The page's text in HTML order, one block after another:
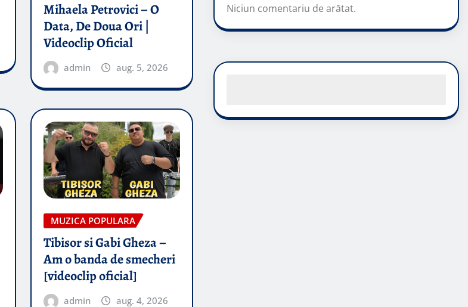
Mihaela Petrovici – O
Data, De Doua Ori |
Videoclip Oficial
admin aug. 5, 2026
MUZICA POPULARA
Tibisor si Gabi Gheza –
Am o banda de smecheri
[videoclip oficial]
admin aug. 4, 2026
Niciun comentariu de arătat.